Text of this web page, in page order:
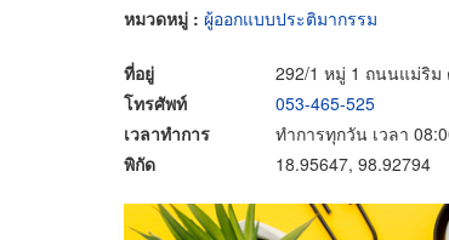
หมวดหมู่ : ผู้ออกแบบประติมากรรม
ที่อยู่
292/1 หมู่ 1 ถนนแม่ริม
โทรศัพท์
053-465-525
เวลาทำการ
ทำการทุกวัน เวลา
พิกัด
18.95647, 98.92794